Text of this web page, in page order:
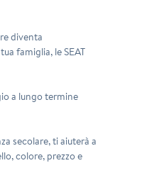
diventa
famiglia, le SEAT
a lungo termine
secolare, ti aiuterà a
colore, prezzo e